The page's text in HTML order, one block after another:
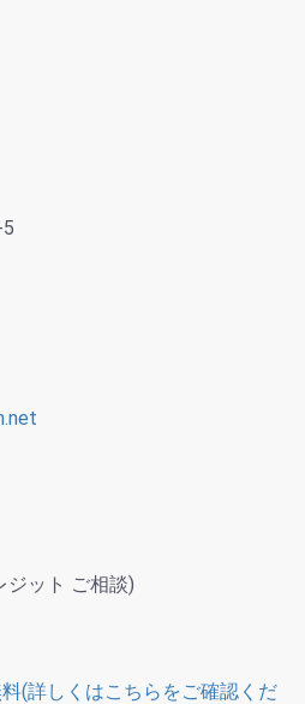
ット ご相談)
(詳しくはこちらをご確認くだ